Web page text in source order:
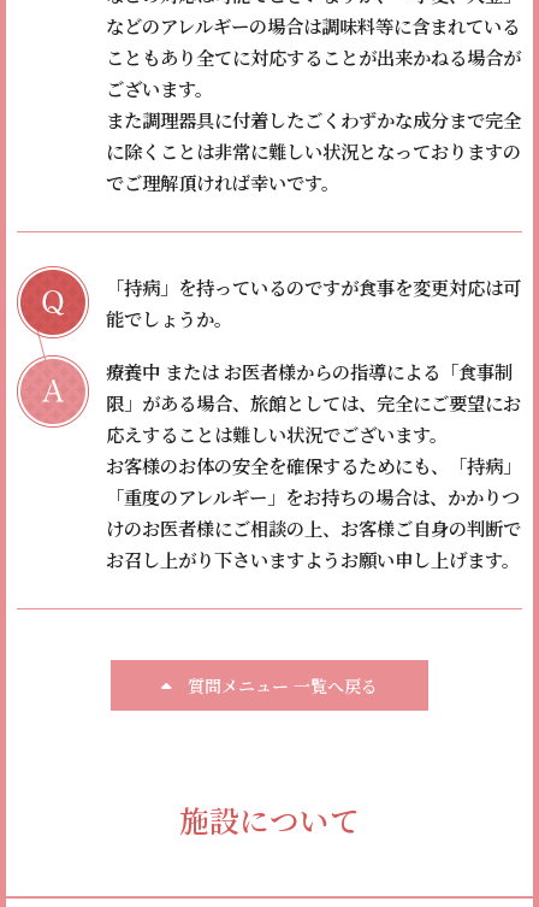
などのアレルギーの場合は調味料等に含まれている
こともあり全てに対応することが出来かねる場合が
ございます。
また調理器具に付着したごくわずかな成分まで完全
に除くことは非常に難しい状況となっておりますの
でご理解頂ければ幸いです。
「持病」を持っているのですが食事を変更対応は可
能でしょうか。
療養中 または お医者様からの指導による「食事制
限」がある場合、旅館としては、完全にご要望にお
応えすることは難しい状況でございます。
お客様のお体の安全を確保するためにも、「持病」
「重度のアレルギー」をお持ちの場合は、かかりつ
けのお医者様にご相談の上、お客様ご自身の判断で
お召し上がり下さいますようお願い申し上げます。
質問メニュー 一覧へ戻る
施設について